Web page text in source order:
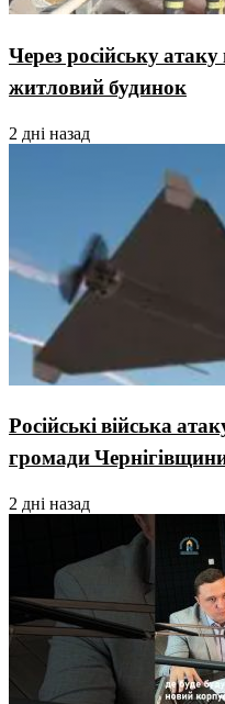
Через російську
житловий будинок
2 дні назад
Російські війська
громади
2 дні назад